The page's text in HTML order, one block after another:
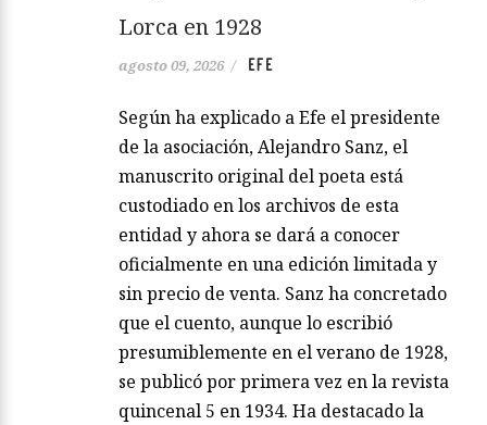
Lorca en 1928
agosto 09, 2026 / EFE
Según ha explicado a Efe el presidente
de la asociación, Alejandro Sanz, el
manuscrito original del poeta está
custodiado en los archivos de esta
entidad y ahora se dará a conocer
oficialmente en una edición limitada y
sin precio de venta. Sanz ha concretado
que el cuento, aunque lo escribió
presumiblemente en el verano de 1928,
se publicó por primera vez en la revista
quincenal 5 en 1934. Ha destacado la